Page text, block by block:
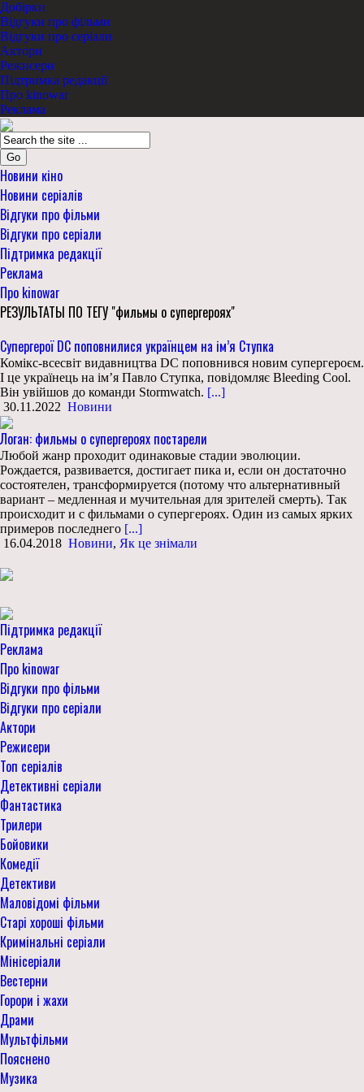
Добірки
Відгуки про фільми
Відгуки про серіали
Актори
Режисери
Підтримка редакції
Про kinowar
Реклама
Go
Новини кіно
Новини серіалів
Відгуки про фільми
Відгуки про серіали
Підтримка редакції
Реклама
Про kinowar
РЕЗУЛЬТАТЫ ПО ТЕГУ "фильмы о супергероях"
Супергерої DC поповнилися українцем на ім’я Ступка
Комікс-всесвіт видавництва DC поповнився новим супергероєм.
І це українець на ім’я Павло Ступка, повідомляє Bleeding Cool.
Він увійшов до команди Stormwatch. [...]
30.11.2022 Новини
Логан: фильмы о супергероях постарели
Любой жанр проходит одинаковые стадии эволюции.
Рождается, развивается, достигает пика и, если он достаточно
состоятелен, трансформируется (потому что альтернативный
вариант – медленная и мучительная для зрителей смерть). Так
происходит и с фильмами о супергероях. Один из самых ярких
примеров последнего [...]
16.04.2018 Новини, Як це знімали
Підтримка редакції
Реклама
Про kinowar
Відгуки про фільми
Відгуки про серіали
Актори
Режисери
Топ серіалів
Детективні серіали
Фантастика
Трилери
Бойовики
Комедії
Детективи
Маловідомі фільми
Старі хороші фільми
Кримінальні серіали
Мінісеріали
Вестерни
Горори і жахи
Драми
Мультфільми
Пояснено
Музика